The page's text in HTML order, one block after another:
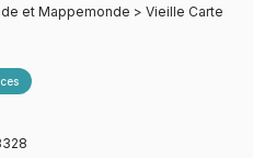
et Mappemonde > Vieille Carte